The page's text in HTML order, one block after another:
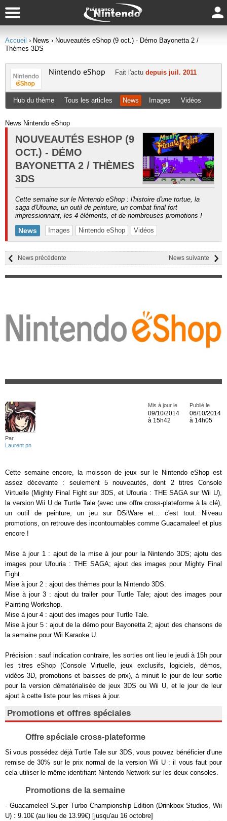
Accueil › News › Nouveautés eShop (9 oct.) - Démo Bayonetta 2 /
Thèmes 3DS
Nintendo eShop Fait l'actu depuis juil. 2011
Hub du thème Tous les articles News Images Vidéos
News Nintendo eShop
NOUVEAUTÉS ESHOP (9
OCT.) - DÉMO
BAYONETTA 2 / THÈMES
3DS
Cette semaine sur le Nintendo eShop : l'histoire d'une tortue, la
saga d'Ufouria, un outil de peinture, un combat final fort
impressionnant, les 4 éléments, et de nombreuses promotions !
News Images Nintendo eShop Vidéos
News suivante
News précédente
Par
Laurent pn
Publié le
06/10/2014
à 14h05
Mis à jour le
09/10/2014
à 15h42
Cette semaine encore, la moisson de jeux sur le Nintendo eShop est
assez décevante : seulement 5 nouveautés, dont 2 titres Console
Virtuelle (Mighty Final Fight sur 3DS, et Ufouria : THE SAGA sur Wii U),
la version Wii U de Turtle Tale (avec une offre cross-plateforme à la clé),
un outil de peinture, un jeu sur DSiWare et... c'est tout. Niveau
promotions, on retrouve des incontournables comme Guacamalee! et plus
encore !
Mise à jour 1 : ajout de la mise à jour pour la Nintendo 3DS; ajotu des
images pour Ufouria : THE SAGA; ajout des images pour Mighty Final
Fight.
Mise à jour 2 : ajout des thèmes pour la Nintendo 3DS.
Mise à jour 3 : ajout du trailer pour Turtle Tale; ajout des images pour
Painting Workshop.
Mise à jour 4 : ajout des images pour Turtle Tale.
Mise à jour 5 : ajout de la démo pour Bayonetta 2; ajout des chansons de
la semaine pour Wii Karaoke U.
Précision : sauf indication contraire, les sorties ont lieu le jeudi à 15h pour
les titres eShop (Console Virtuelle, jeux exclusifs, logiciels, démos,
vidéos 3D, promotions et baisses de prix), à minuit le jour de leur sortie
pour la version dématérialisée de jeux 3DS ou Wii U, et le jour de leur
ajout à cette liste pour les mises à jour.
Promotions et offres spéciales
Offre spéciale cross-plateforme
Si vous possédez déjà Turtle Tale sur 3DS, vous pouvez bénéficier d'une
remise de 30% sur le prix normal de la version Wii U : il vous faut pour
cela utiliser le même identifiant Nintendo Network sur les deux consoles.
Promotions de la semaine
- Guacamelee! Super Turbo Championship Edition (Drinkbox Studios, Wii
U) : 9.10€ (au lieu de 13.99€) [jusqu'au 16 octobre]